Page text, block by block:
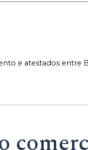
e atestados entre